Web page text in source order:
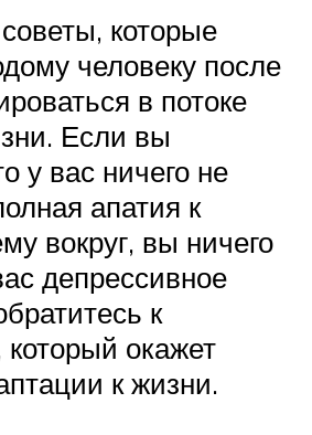
которые
человеку после
в потоке
Если вы
у вас ничего не
апатия к
вокруг, вы ничего
депрессивное
к
который окажет
к жизни.